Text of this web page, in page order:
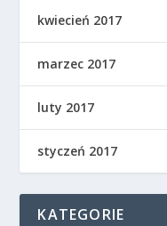
kwiecień 2017
marzec 2017
luty 2017
styczeń 2017
KATEGORIE